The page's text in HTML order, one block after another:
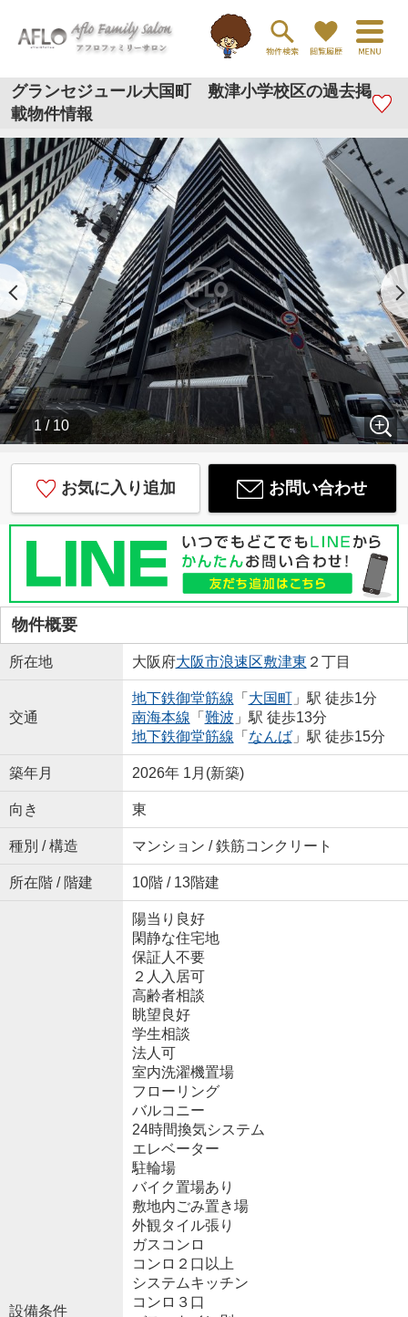
グランセジュール大国町 敷津小学校区の過去掲
載物件情報
1 / 10
お気に入り追加 お問い合わせ
物件概要
所在地 大阪府大阪市浪速区敷津東 ２丁目
交通
地下鉄御堂筋線 「 大国町」駅 徒歩1分
南海本線 「 難波 」駅 徒歩13分
地下鉄御堂筋線 「 なんば」駅 徒歩15分
築年月 2026年 1月(新築)
向き 東
種別 / 構造 マンション / 鉄筋コンクリート
所在階 / 階建 10階 / 13階建
設備条件
陽当り良好
閑静な住宅地
保証人不要
２人入居可
高齢者相談
眺望良好
学生相談
法人可
室内洗濯機置場
フローリング
バルコニー
24時間換気システム
エレベーター
駐輪場
バイク置場あり
敷地内ごみ置き場
外観タイル張り
ガスコンロ
コンロ２口以上
システムキッチン
コンロ３口